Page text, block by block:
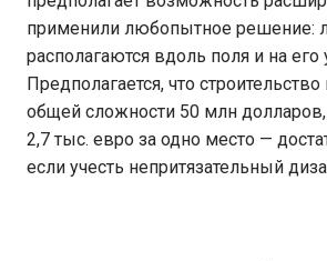
применили любопытное решение:
располагаются вдоль поля и на его
Предполагается, что строительство
общей сложности 50 млн долларов,
2,7 тыс. евро за одно место —
если учесть непритязательный